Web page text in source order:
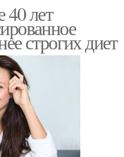
40 лет
строгих диет